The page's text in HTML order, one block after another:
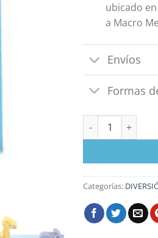
ubicado
a Macro
Envíos
Formas
Puzzle de
Categorías: